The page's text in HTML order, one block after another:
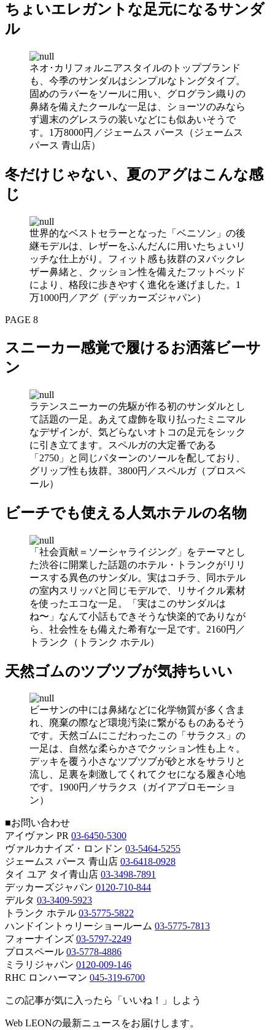
ちょいエレガントな足元になるサンダ
ル
ネオ･カリフォルニアスタイルのトップブランド
も、今季のサンダルはシンプルなトングタイプ。
固めのラバーをソールに用い、グログラン織りの
鼻緒を備えたクールな一足は、ショーツのみなら
ず週末のグレスラの装いなどにも似あいそうで
す。1万8000円／ジェームス パース（ジェームス
パース 青山店）
冬だけじゃない、夏のアグはこんな感
じ
世界的なベストセラーとなった「ベニソン」の後
継モデルは、レザーをふんだんに用いたちょいリ
ッチな仕上がり。フィット感も抜群のヌバックレ
ザー鼻緒と、クッション性を備えたフットベッド
により、格段に歩きやすく進化を遂げました。1
万1000円／アグ（デッカーズジャパン）
PAGE 8
スニーカー感覚で履けるお洒落ビーサ
ン
ラテンスニーカーの先駆が作る初のサンダルとし
て話題の一足。あえて虚飾を取り払ったミニマル
なデザインが、気どらないオトコの足元をシック
に引き立てます。スペルガの大定番である
「2750」と同じパターンのソールを配しており、
グリップ性も抜群。3800円／スペルガ（プロスペ
ール）
ビーチでも使える人気ホテルの名物
「社会貢献＝ソーシャライジング」をテーマとし
た渋谷に開業した話題のホテル・トランクがリリ
ースする異色のサンダル。実はコチラ、同ホテル
の室内スリッパと同じモデルで、リサイクル素材
を使ったエコな一足。「実はこのサンダルは
ね〜」なんて小話もできそうな快楽的でありなが
ら、社会性をも備えた希有な一足です。2160円／
トランク（トランク ホテル）
天然ゴムのツブツブが気持ちいい
ビーサンの中には鼻緒などに化学物質が多く含ま
れ、廃棄の際など環境汚染に繋がるものあるそう
です。天然ゴムにこだわったこの「サラクス」の
一足は、自然な柔らかさでクッション性も上々。
デッキを覆う小さなツブツブが砂と水をサラリと
流し、足裏を刺激してくれてクセになる履き心地
です。1900円／サラクス（ガイアプロモーショ
ン）
■お問い合わせ
アイヴァン PR 03-6450-5300
ヴァルカナイズ・ロンドン 03-5464-5255
ジェームス パース 青山店 03-6418-0928
タイ ユア タイ青山店 03-3498-7891
デッカーズジャパン 0120-710-844
デルタ 03-3409-5923
トランク ホテル 03-5775-5822
ハンドイントゥリーショールーム 03-5775-7813
フォーナインズ 03-5797-2249
プロスペール 03-5778-4886
ミラリジャパン 0120-009-146
RHC ロンハーマン 045-319-6700
この記事が気に入ったら「いいね！」しよう
Web LEONの最新ニュースをお届けします。